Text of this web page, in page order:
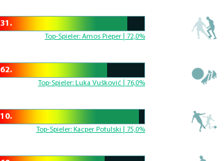
88.28125% Complete
31.
Top-Spieler: Amos Pieper | 72,0%
74.688796680498% Complete
62.
Top-Spieler: Luka Vušković | 76,0%
96.428571428571% Complete
10.
Top-Spieler: Kacper Potulski | 75,0%